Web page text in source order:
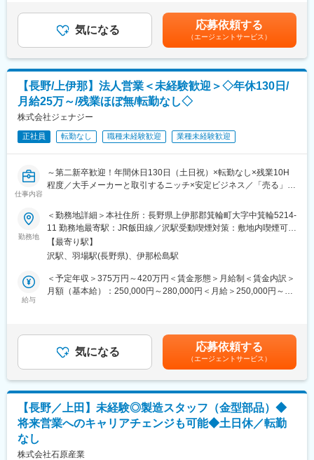
◎自立しない不安定形状品などの難形状品の研削も可能に！セン
ターレス研削加工・平面研削を駆使し、自動車部品（エンジン部
品・変速機など）を手掛けております。
す。お客様・社員・地域社会に必要とされる会社を目指し「コッ
くん」シリーズなど新製品を世の中に送り出しております。
◎ISO9001認証／デンソー推奨仕入先認定／長野県ＳＤＧＳ推進
企業など
ただく可能性もございます
■入社後の流れ：
◇ブラザーシスターの先輩が丁寧にフォローいたします。
※営業や販売サービス経験者など異業界出身者も複数名活躍中！
■データで見る吉見：
・中途比率83％で中途でも安心の環境
・子育て社員も43％、女性も活躍中
■当社で働く魅力：
い社風で相談しやすい環境です。就労後はスキーに行くなど社員
同士のつながりもある環境です。
・「プラモデルを作るような感覚」で楽しみながらモノづくりが
できる空間づくりを目指し、IoTなどを活用しながら最新鋭の技
・「製造業のテーマパーク」を目指すため、新設工場では楽しみ
ながらモノづくりに触れられる空間にし、暗くて同じことの繰り
・幅広い業界で引き合いを受け、2年前の新工場増設に続き、新た
に2工場増設を予定するなど、業績は好調です。
変更の範囲：会社の定める業務
ます。月給(月額)は固定手当を含めた表記です。
気になる 応募依頼する
（エージェントサービス）
【長野/上伊那】法人営業＜未経験歓迎＞◇年休130日/
月給25万～/残業ほぼ無/転勤なし◇
株式会社ジェナジー
正社員 転勤なし 職種未経験歓迎 業種未経験歓迎
仕事内容
～第二新卒歓迎！年間休日130日（土日祝）×転勤なし×残業10H
程度／大手メーカーと取引するニッチ×安定ビジネス／「売る」よ
■求人概要：
電子機器に欠かせない水晶デバイス向けの貴金属材料を手がける
専門メーカーです。大手メーカーをはじめとした既存顧客の窓口
対応・提案業務をお任せする営業職を募集しています。扱う商材
は専門性がありますが、営業として重要なのは「売り込む力」よ
りも信頼関係の構築。未経験の方でも段階的に成長できる環境が
整っています。
貴金属材料・精密洗浄サービスに関する既存顧客対応が中心の法
人営業です。
◇既存顧客（製造業メーカー）への定期訪問（約2か月に1回）
◇回収・精製した貴金属材料の再提案（リサイクル提案）
◇技術部門と連携した技術的な問い合わせ対応
す。
勤務地
＜勤務地詳細＞本社住所：長野県上伊那郡箕輪町大字中箕輪5214-
11 勤務地最寄駅：JR飯田線／沢駅受動喫煙対策：敷地内喫煙可能
場所あり変更の範囲：会社の定める事業所
【最寄り駅】
沢駅、羽場駅(長野県)、伊那松島駅
給与
＜予定年収＞375万円～420万円＜賃金形態＞月給制＜賃金内訳＞
月額（基本給）：250,000円～280,000円＜月給＞250,000円～
り/年2回（前年度実績：3ヶ月）■昇給あり賃金はあくまでも目安
の金額であり、選考を通じて上下する可能性があります。月給(月
額)は固定手当を含めた表記です。
気になる 応募依頼する
（エージェントサービス）
【長野／上田】未経験◎製造スタッフ（金型部品）◆
将来営業へのキャリアチェンジも可能◆土日休／転勤
なし
株式会社石原産業